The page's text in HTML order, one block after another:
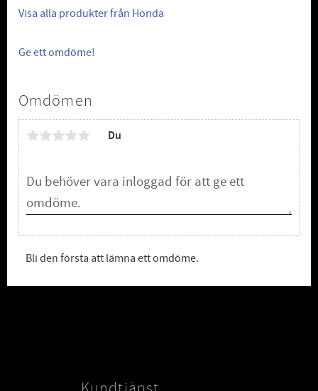
Visa alla produkter från Honda
Ge ett omdöme!
Omdömen
Du
Bli den första att lämna ett omdöme.